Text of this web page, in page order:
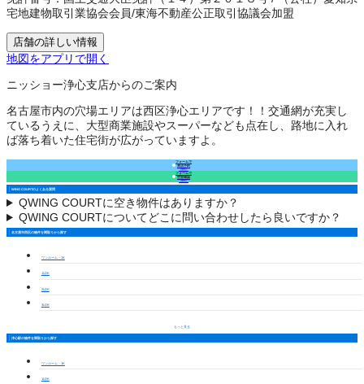
宅地建物取引業協会会員/東海不動産公正取引協議会加盟
店舗の詳しい情報
地図をアプリで開く
ニッショー浄心支店からのご案内
名古屋市内の穴場エリアは西区浄心エリアです！！交通網が充実し
ているうえに、大型商業施設やスーパーなども点在し、路地に入れ
ば落ち着いた住宅街が広がっていますよ。
フォームで
来店予約
（無料）
フォームで
空室確認
（無料）
WING COURTのよくある質問
QWING COURTに空き物件はありますか？
QWING COURTについてどこに問い合わせしたら良いですか？
名古屋市西区の物件を間取りから探す
ワンルーム・1K
1LDK
2LDK
3LDK
もっと見る
浄心駅の物件を間取りから探す
ワンルーム・1K
1LDK